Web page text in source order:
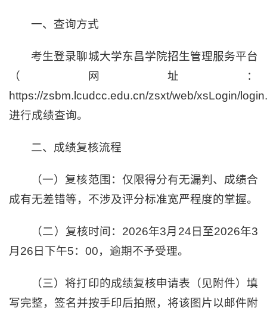
一、查询方式
考生登录聊城大学东昌学院招生管理服务平台
（网址：
https://zsbm.lcudcc.edu.cn/zsxt/web/xsLogin/
进行成绩查询。
二、成绩复核流程
（一）复核范围：仅限得分有无漏判、成绩合
成有无差错等，不涉及评分标准宽严程度的掌握。
（二）复核时间：2026年3月24日至2026年3
月26日下午5：00，逾期不予受理。
（三）将打印的成绩复核申请表（见附件）填
写完整，签名并按手印后拍照，将该图片以邮件附